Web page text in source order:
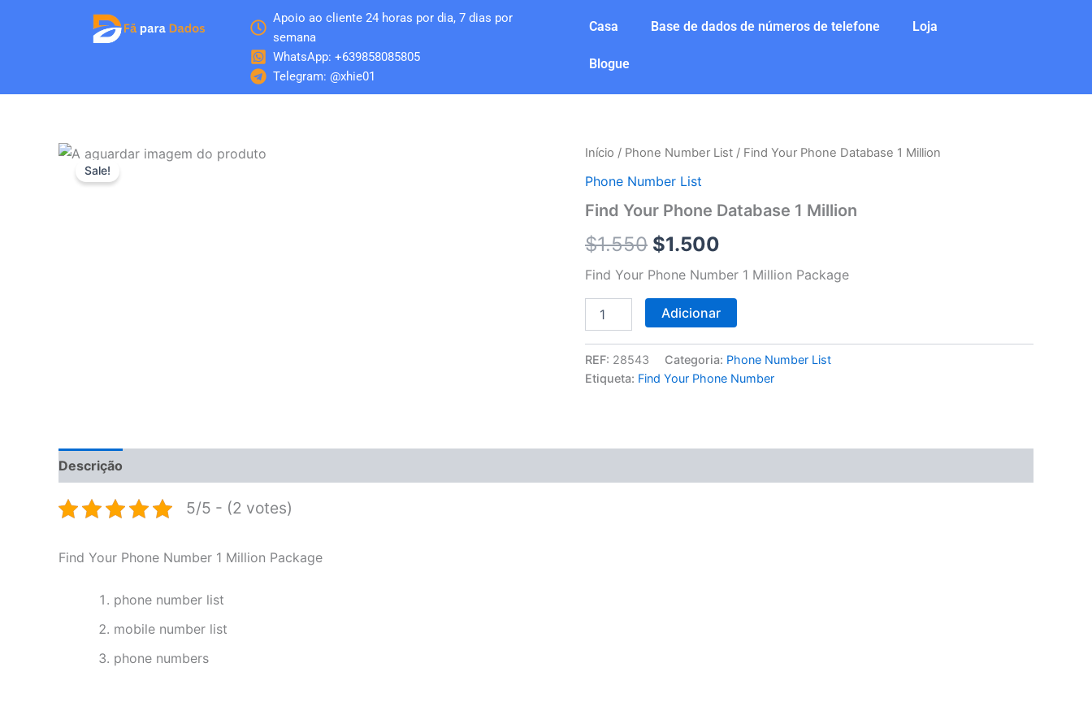
Apoio ao cliente 24 horas por dia, 7 dias por
semana
WhatsApp: +639858085805
Telegram: @xhie01
Casa Base de dados de números de telefone Loja
Blogue
Sale!
Início / Phone Number List / Find Your Phone Database 1 Million
Phone Number List
Find Your Phone Database 1 Million
$1.550
O
preço
original
era:
$1.550.
$1.500
O
atual
$1.500.
Find Your Phone Number 1 Million Package
Quantidade
Find
Phone
1
Adicionar
REF: 28543 Categoria: Phone Number List
Etiqueta: Find Your Phone Number
Descrição
5/5 - (2 votes)
Find Your Phone Number 1 Million Package
phone number list
mobile number list
phone numbers